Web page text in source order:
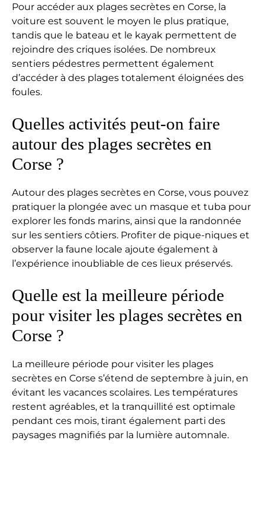
Pour accéder aux plages secrètes en Corse, la
voiture est souvent le moyen le plus pratique,
tandis que le bateau et le kayak permettent de
rejoindre des criques isolées. De nombreux
sentiers pédestres permettent également
d’accéder à des plages totalement éloignées des
foules.
Quelles activités peut-on faire
autour des plages secrètes en
Corse ?
Autour des plages secrètes en Corse, vous pouvez
pratiquer la plongée avec un masque et tuba pour
explorer les fonds marins, ainsi que la randonnée
sur les sentiers côtiers. Profiter de pique-niques et
observer la faune locale ajoute également à
l’expérience inoubliable de ces lieux préservés.
Quelle est la meilleure période
pour visiter les plages secrètes en
Corse ?
La meilleure période pour visiter les plages
secrètes en Corse s’étend de septembre à juin, en
évitant les vacances scolaires. Les températures
restent agréables, et la tranquillité est optimale
pendant ces mois, tirant également parti des
paysages magnifiés par la lumière automnale.